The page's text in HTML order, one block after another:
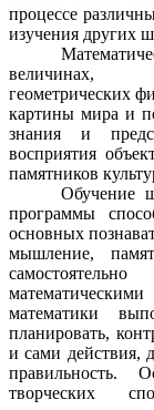
процессе
изучения других
величинах,
геометрических
картины мира и
знания и
восприятия
памятников
Обучение
программы
основных
мышление,
математики
планировать,
и сами действия,
правильность.
творческих